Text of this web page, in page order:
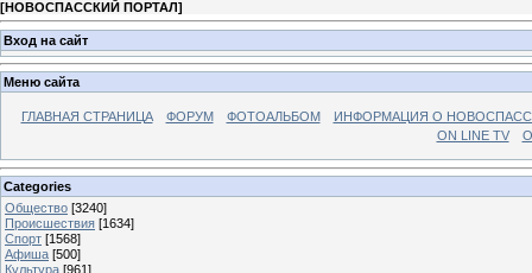
[НОВОСПАССКИЙ ПОРТАЛ]
Вход на сайт
Меню сайта
ГЛАВНАЯ СТРАНИЦА ФОРУМ ФОТОАЛЬБОМ
ИНФОРМАЦИЯ О
ON LINE TV
Categories
Общество [3240]
Происшествия [1634]
Спорт [1568]
Афиша [500]
Культура [961]